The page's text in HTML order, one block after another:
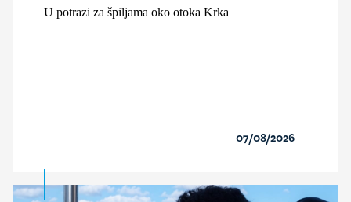
U potrazi za špiljama oko otoka Krka
07/08/2026